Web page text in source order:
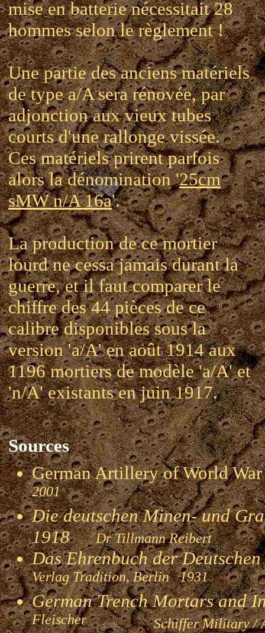
mise en batterie nécessitait 28
hommes selon le règlement !
Une partie des anciens matériels
de type a/A sera rénovée, par
adjonction aux vieux tubes
courts d'une rallonge vissée.
Ces matériels prirent parfois
alors la dénomination '25cm
sMW n/A 16a'.
La production de ce mortier
lourd ne cessa jamais durant la
guerre, et il faut comparer le
chiffre des 44 pièces de ce
calibre disponibles sous la
version 'a/A' en août 1914 aux
1196 mortiers de modèle 'a/A' et
'n/A' existants en juin 1917.
Sources
German Artillery of World
2001
Die deutschen Minen- und
1918Dr Tillmann Reibert
Das Ehrenbuch der
Verlag Tradition, Berlin 1931
German Trench Mortars and
FleischerSchiffer Military /